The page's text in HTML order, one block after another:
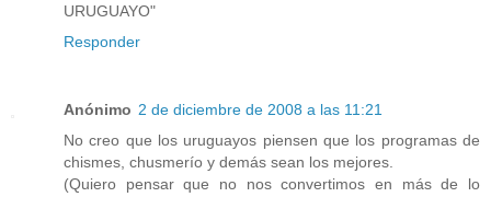
URUGUAYO"
Responder
Anónimo 2 de diciembre de 2008 a las 11:21
No creo que los uruguayos piensen que los programas de
chismes, chusmerío y demás sean los mejores.
(Quiero pensar que no nos convertimos en más de lo